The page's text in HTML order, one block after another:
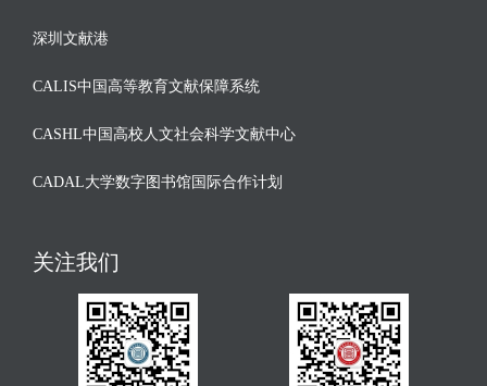
深圳文献港
CALIS中国高等教育文献保障系统
CASHL中国高校人文社会科学文献中心
CADAL大学数字图书馆国际合作计划
关注我们